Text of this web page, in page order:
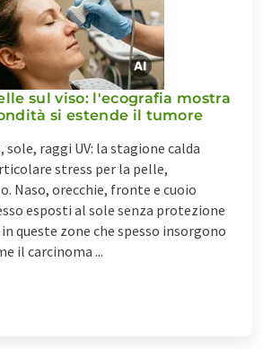
sul viso: l'ecografia mostra
si estende il tumore
sole, raggi UV: la stagione calda
stress per la pelle,
Naso, orecchie, fronte e cuoio
esposti al sole senza protezione
queste zone che spesso insorgono
il carcinoma ...